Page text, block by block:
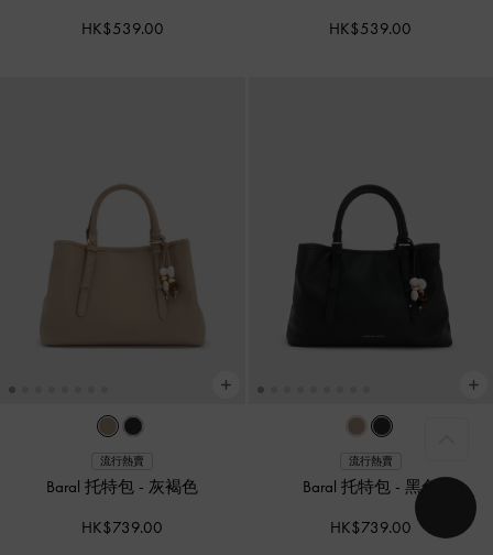
HK$539.00 HK$539.00
流行熱賣
Baral 托特包 - 灰褐色
HK$739.00
流行熱賣
Baral 托特包 -黑色
HK$739.00